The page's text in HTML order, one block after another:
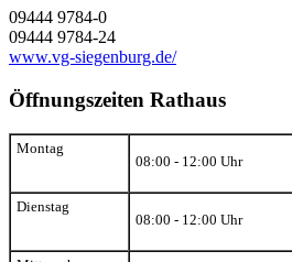
09444 9784-0
09444 9784-24
www.vg-siegenburg.de/
Öffnungszeiten Rathaus
Montag
08:00 - 12:00 Uhr
Dienstag
08:00 - 12:00 Uhr